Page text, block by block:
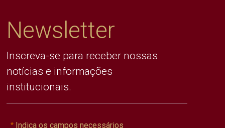
Newsletter
Inscreva-se para receber nossas
notícias e informações
institucionais.
Indica os campos necessários